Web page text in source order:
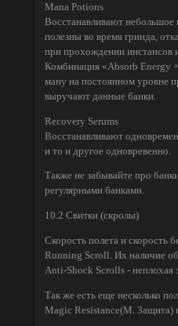
Mana Potions
Восстанавливают небольшое
полезны во время гринда,
при прохождении инстансов
Комбинация «Absorb Energy
ману на постоянном уровне
выручают данные банки.
Recovery Serums
Восстанавливают
и то и другое одновревенно.
Также не забывайте про
регулярными банками.
10.2 Свитки (скролы)
Скорость полета и скорость
Running Scroll. Их наличие
Anti-Shock Scrolls - неплохая
Так же есть еще несколько
Magic Resistance(М. Защита)